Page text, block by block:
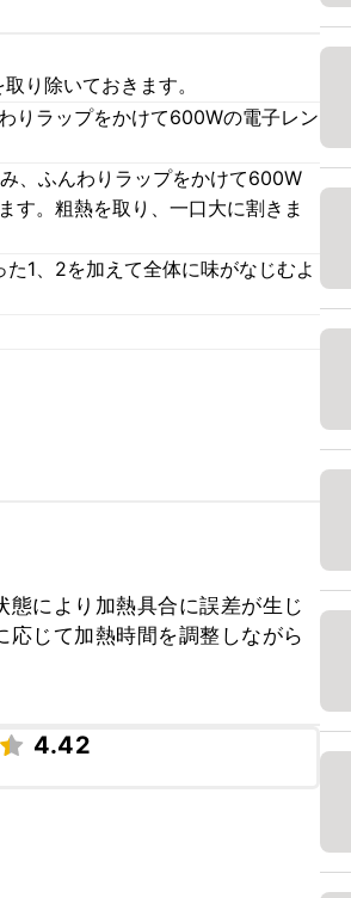
り除いておきます。
りラップをかけて600Wの電子レン
、ふんわりラップをかけて600W
す。粗熱を取り、一口大に割きま
1、2を加えて全体に味がなじむよ
により加熱具合に誤差が生じ
じて加熱時間を調整しながら
4.42